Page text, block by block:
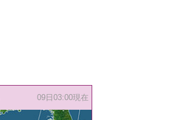
09日03:00現在